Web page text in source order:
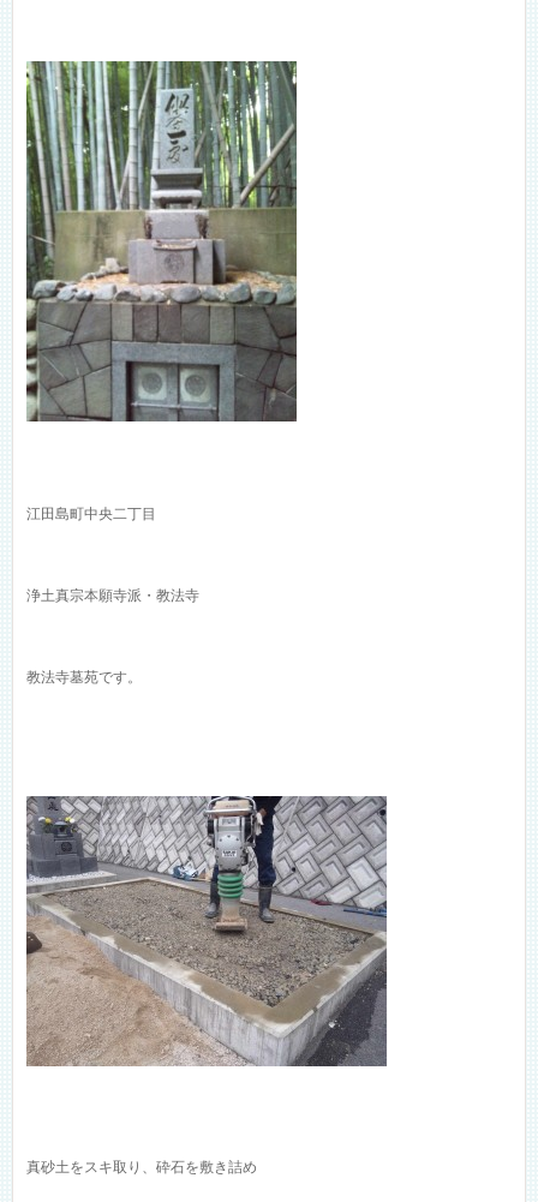
江田島町中央二丁目
浄土真宗本願寺派・教法寺
教法寺墓苑です。
真砂土をスキ取り、砕石を敷き詰め